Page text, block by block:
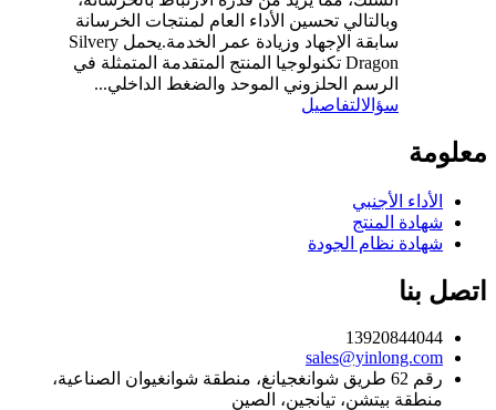
وبالتالي تحسين الأداء العام لمنتجات الخرسانة
سابقة الإجهاد وزيادة عمر الخدمة.يحمل Silvery
Dragon تكنولوجيا المنتج المتقدمة المتمثلة في
الرسم الحلزوني الموحد والضغط الداخلي...
سؤالالتفاصيل
معلومة
الأداء الأجنبي
شهادة المنتج
شهادة نظام الجودة
اتصل بنا
13920844044
sales@yinlong.com
رقم 62 طريق شوانغجيانغ، منطقة شوانغيوان الصناعية،
منطقة بيتشن، تيانجين، الصين